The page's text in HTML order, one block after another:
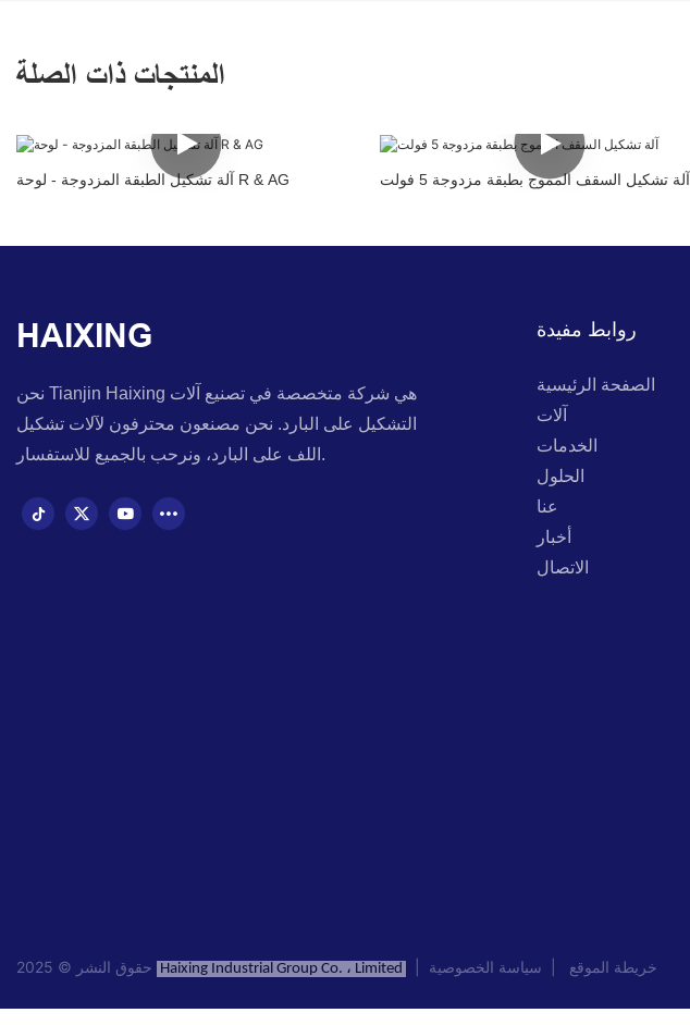
المنتجات ذات الصلة
آلة تشكيل الطبقة المزدوجة - لوحة R & AG آلة تشكيل السقف المموج بطبقة مزدوجة 5 فولت
HAIXING
نحن Tianjin Haixing هي شركة متخصصة في تصنيع آلات
التشكيل على البارد. نحن مصنعون محترفون لآلات تشكيل
اللف على البارد، ونرحب بالجميع للاستفسار.
روابط مفيدة
الصفحة الرئيسية
آلات
الخدمات
الحلول
عنا
أخبار
الاتصال
Haixing Industrial Group Co. ، Limited خريطة الموقع سياسة الخصوصية